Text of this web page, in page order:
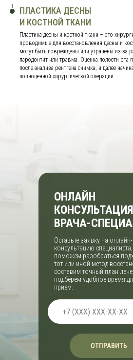
ПЛАСТИКА ДЕСНЫ
И КОСТНОЙ ТКАНИ
Пластика десны и костной ткани – это
проводимые для восстановления десны и
могут быть повреждены или утрачены из-за
пародонтит или травма. Оценка полости рта
после анализа рентгена снимка, и далее
полноценной хирургической операции.
Оставьте заявку на онлайн-
консультацию
поможем разобраться
тот или иной метод
составим точный план
подберем удобное время
прием.
ОНЛАЙН
КОНСУЛЬТАЦИЯ
ВРАЧА-
ОТПРАВИТЬ